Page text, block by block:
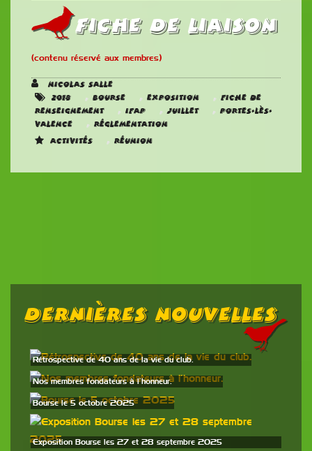
Fiche de liaison
(contenu réservé aux membres)
Nicolas SALLE
2018
, Bourse , Exposition , Fiche de
renseignement
, IFAP ,juillet , Portes-Lès-
Valence
, Réglementation
Activités
, Réunion
Dernières Nouvelles
Rétrospective de 40 ans de la vie du club.
Nos membres fondateurs à l’honneur.
Bourse le 5 octobre 2025
Exposition Bourse les 27 et 28 septembre 2025